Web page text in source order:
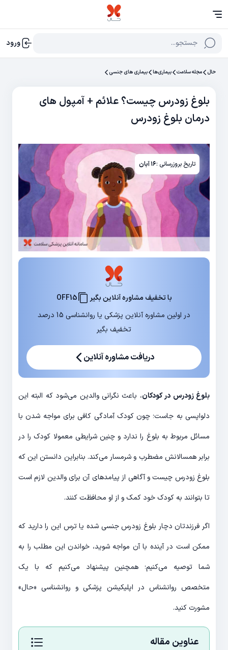
جستجو... ورود
حال مجله سلامت بیماری‌ها بیماری های جنسی
بلوغ زودرس چیست؟ علائم + آمپول های
درمان بلوغ زودرس
تاریخ بروزرسانی :۱۶ آبان
با تخفیف مشاوره آنلاین بگیر
OFF15
در اولین مشاوره آنلاین پزشکی یا روانشناسی 15 درصد
تخفیف بگیر
دریافت مشاوره آنلاین
بلوغ زودرس در کودکان، باعث نگرانی والدین می‌شود که البته این
دلواپسی به جاست؛ چون کودک آمادگی کافی برای مواجه شدن با
مسائل مربوط به بلوغ را ندارد و چنین شرایطی معمولا کودک را در
برابر همسالانش مضطرب و شرمسار می‌کند. بنابراین دانستن این که
بلوغ زودرس چیست و آگاهی از پیامدهای آن برای والدین لازم است
تا بتوانند به کودک خود کمک و از او محافظت کنند.
اگر فرزندتان دچار بلوغ زودرس جنسی شده یا ترس این را دارید که
ممکن است در آینده با آن مواجه شوید، خواندن این مطلب را به
شما توصیه می‌کنیم؛ همچنین پیشنهاد می‌کنیم که با یک
متخصص روانشناس در اپلیکیشن پزشکی و روانشناسی «حال»
مشورت کنید.
عناوین مقاله